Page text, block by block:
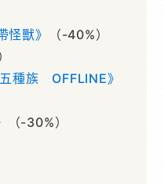
獸》
（-40%）
種族 OFFLINE》
（-30%）